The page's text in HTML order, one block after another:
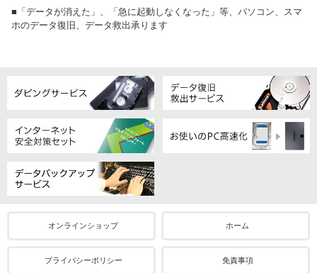
■「データが消えた」、「急に起動しなくなった」等、パソコン、スマ
ホのデータ復旧、データ救出承ります
オンラインショップ ホーム
プライバシーポリシー 免責事項